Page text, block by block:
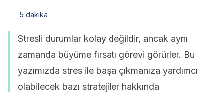
5 dakika
Stresli durumlar kolay değildir, ancak aynı
zamanda büyüme fırsatı görevi görürler. Bu
yazımızda stres ile başa çıkmanıza yardımcı
olabilecek bazı stratejiler hakkında